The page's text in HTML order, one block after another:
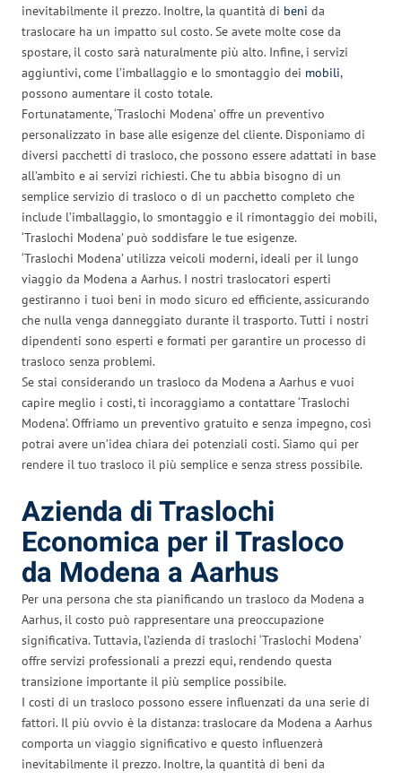
inevitabilmente il prezzo. Inoltre, la quantità di beni da
traslocare ha un impatto sul costo. Se avete molte cose da
spostare, il costo sarà naturalmente più alto. Infine, i servizi
aggiuntivi, come l’imballaggio e lo smontaggio dei mobili,
possono aumentare il costo totale.
Fortunatamente, ‘Traslochi Modena’ offre un preventivo
personalizzato in base alle esigenze del cliente. Disponiamo di
diversi pacchetti di trasloco, che possono essere adattati in base
all’ambito e ai servizi richiesti. Che tu abbia bisogno di un
semplice servizio di trasloco o di un pacchetto completo che
include l’imballaggio, lo smontaggio e il rimontaggio dei mobili,
‘Traslochi Modena’ può soddisfare le tue esigenze.
‘Traslochi Modena’ utilizza veicoli moderni, ideali per il lungo
viaggio da Modena a Aarhus. I nostri traslocatori esperti
gestiranno i tuoi beni in modo sicuro ed efficiente, assicurando
che nulla venga danneggiato durante il trasporto. Tutti i nostri
dipendenti sono esperti e formati per garantire un processo di
trasloco senza problemi.
Se stai considerando un trasloco da Modena a Aarhus e vuoi
capire meglio i costi, ti incoraggiamo a contattare ‘Traslochi
Modena’. Offriamo un preventivo gratuito e senza impegno, così
potrai avere un’idea chiara dei potenziali costi. Siamo qui per
rendere il tuo trasloco il più semplice e senza stress possibile.
Azienda di Traslochi
Economica per il Trasloco
da Modena a Aarhus
Per una persona che sta pianificando un trasloco da Modena a
Aarhus, il costo può rappresentare una preoccupazione
significativa. Tuttavia, l’azienda di traslochi ‘Traslochi Modena’
offre servizi professionali a prezzi equi, rendendo questa
transizione importante il più semplice possibile.
I costi di un trasloco possono essere influenzati da una serie di
fattori. Il più ovvio è la distanza: traslocare da Modena a Aarhus
comporta un viaggio significativo e questo influenzerà
inevitabilmente il prezzo. Inoltre, la quantità di beni da